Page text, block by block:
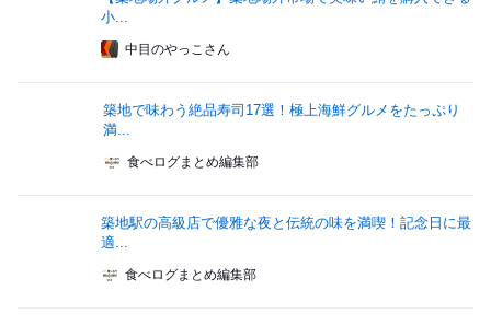
小...
中目のやっこさん
築地で味わう絶品寿司17選！極上海鮮グルメをたっぷり
満...
食べログまとめ編集部
築地駅の高級店で優雅な夜と伝統の味を満喫！記念日に最
適...
食べログまとめ編集部